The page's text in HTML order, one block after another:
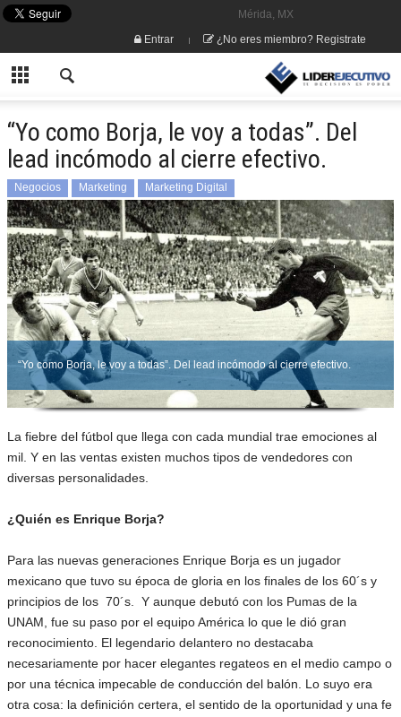
Mérida, MX
Entrar
¿No eres miembro? Registrate
“Yo como Borja, le voy a todas”. Del
lead incómodo al cierre efectivo.
Negocios Marketing Marketing Digital
“Yo como Borja, le voy a todas”. Del lead incómodo al cierre efectivo.
La fiebre del fútbol que llega con cada mundial trae emociones al
mil. Y en las ventas existen muchos tipos de vendedores con
diversas personalidades.
¿Quién es Enrique Borja?
Para las nuevas generaciones Enrique Borja es un jugador
mexicano que tuvo su época de gloria en los finales de los 60´s y
principios de los 70´s. Y aunque debutó con los Pumas de la
UNAM, fue su paso por el equipo América lo que le dió gran
reconocimiento. El legendario delantero no destacaba
necesariamente por hacer elegantes regateos en el medio campo o
por una técnica impecable de conducción del balón. Lo suyo era
otra cosa: la definición certera, el sentido de la oportunidad y una fe